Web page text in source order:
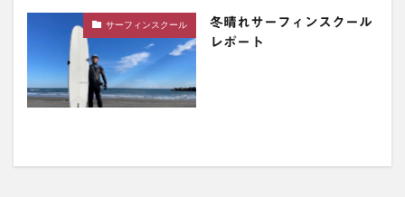
サーフィンスクール
冬晴れサーフィンスクール
レポート